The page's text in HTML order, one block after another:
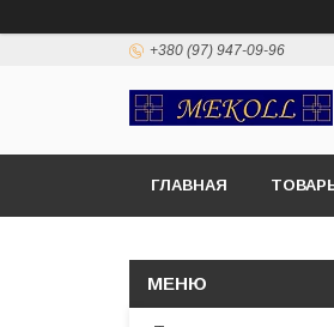
+380 (97) 947-09-96
ГЛАВНАЯ